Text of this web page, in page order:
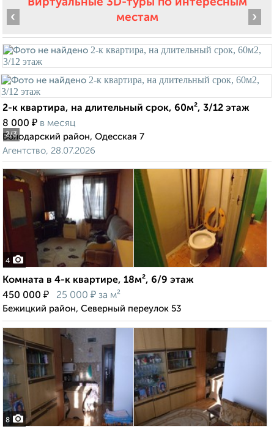
Виртуальные 3D-туры по интересным
местам
2/3
‹ ›
2-к квартира, на длительный срок, 60м², 3/12 этаж
8 000 ₽ в месяц
Володарский район, Одесская 7
Агентство, 28.07.2026
4
Комната в 4-к квартире, 18м², 6/9 этаж
450 000 ₽ 25 000 ₽ за м²
Бежицкий район, Северный переулок 53
8